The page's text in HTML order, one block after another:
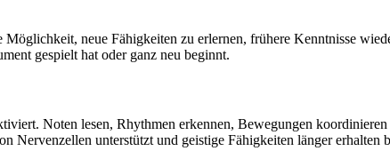
neue Fähigkeiten zu erlernen, frühere Kenntnisse
gespielt hat oder ganz neu beginnt.
Noten lesen, Rhythmen erkennen, Bewegungen
Nervenzellen unterstützt und geistige Fähigkeiten länger erhalten